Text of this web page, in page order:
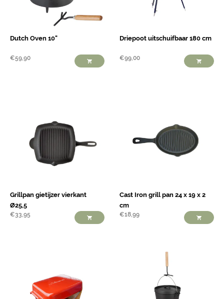
Dutch Oven 10"
€59,90
Driepoot uitschuifbaar 180 cm
€99,00
Grillpan gietijzer vierkant
Ø25,5
€33,95
Cast Iron grill pan 24 x 19 x 2
cm
€18,99